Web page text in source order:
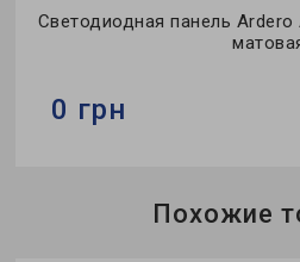
Светодиодная панель Ardero
0 грн
ArderoПохожие